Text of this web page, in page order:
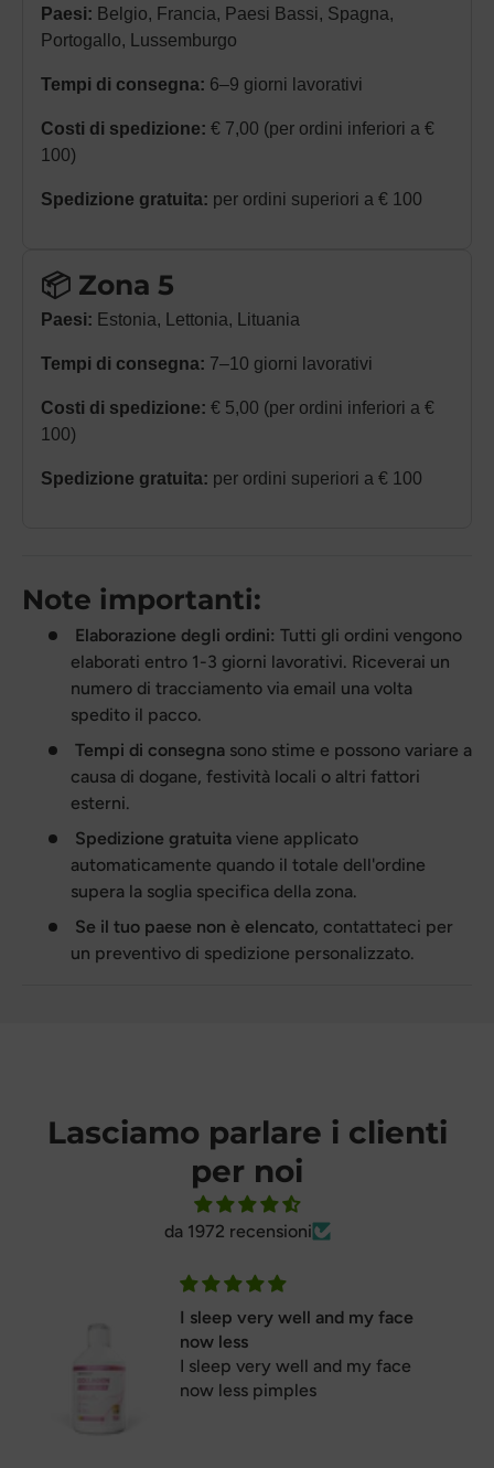
Paesi: Belgio, Francia, Paesi Bassi, Spagna,
Portogallo, Lussemburgo
Tempi di consegna: 6–9 giorni lavorativi
Costi di spedizione: € 7,00 (per ordini inferiori a €
100)
Spedizione gratuita: per ordini superiori a € 100
📦 Zona 5
Paesi: Estonia, Lettonia, Lituania
Tempi di consegna: 7–10 giorni lavorativi
Costi di spedizione: € 5,00 (per ordini inferiori a €
100)
Spedizione gratuita: per ordini superiori a € 100
Note importanti:
Elaborazione degli ordini: Tutti gli ordini vengono
elaborati entro 1-3 giorni lavorativi. Riceverai un
numero di tracciamento via email una volta
spedito il pacco.
Tempi di consegna sono stime e possono variare a
causa di dogane, festività locali o altri fattori
esterni.
Spedizione gratuita viene applicato
automaticamente quando il totale dell'ordine
supera la soglia specifica della zona.
Se il tuo paese non è elencato, contattateci per
un preventivo di spedizione personalizzato.
Lasciamo parlare i clienti
per noi
da 1972 recensioni
Perfect
Perfect